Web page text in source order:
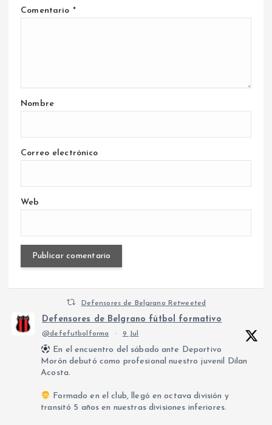
Comentario *
Nombre
Correo electrónico
Web
Defensores de Belgrano Retweeted
Defensores de Belgrano fútbol formativo
@defefutbolforma · 9 Jul
En el encuentro del sábado ante Deportivo
Morón debutó como profesional nuestro juvenil Dilan
Acosta.
Formado en el club, llegó en octava división y
transitó 5 años en nuestras divisiones inferiores.